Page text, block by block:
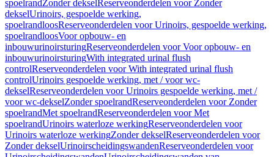
spoelrandZonder dekselReserveonderdelen voor Zonder
dekselUrinoirs, gespoelde werking,
spoelrandloosReserveonderdelen voor Urinoirs, gespoelde werking,
spoelrandloosVoor opbouw- en
inbouwurinoirsturingReserveonderdelen voor Voor opbouw- en
inbouwurinoirsturingWith integrated urinal flush
controlReserveonderdelen voor With integrated urinal flush
controlUrinoirs gespoelde werking, met / voor wc-
dekselReserveonderdelen voor Urinoirs gespoelde werking, met /
voor wc-dekselZonder spoelrandReserveonderdelen voor Zonder
spoelrandMet spoelrandReserveonderdelen voor Met
spoelrandUrinoirs waterloze werkingReserveonderdelen voor
Urinoirs waterloze werkingZonder dekselReserveonderdelen voor
Zonder dekselUrinoirscheidingswandenReserveonderdelen voor